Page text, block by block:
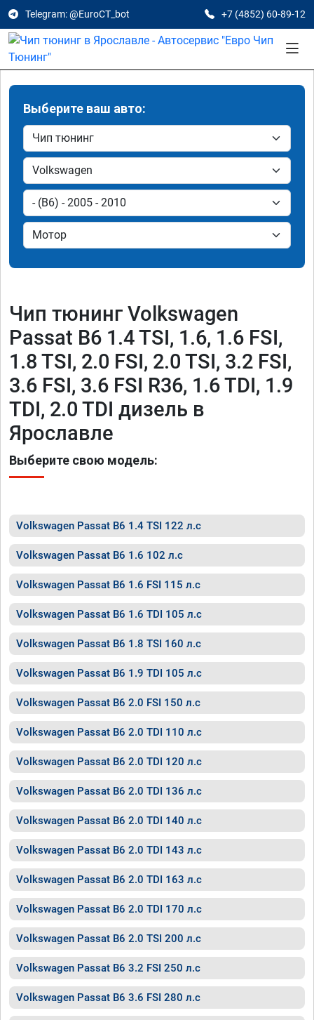
Telegram: @EuroCT_bot +7 (4852) 60-89-12
Выберите ваш авто:
Чип тюнинг Volkswagen
Passat B6 1.4 TSI, 1.6, 1.6 FSI,
1.8 TSI, 2.0 FSI, 2.0 TSI, 3.2 FSI,
3.6 FSI, 3.6 FSI R36, 1.6 TDI, 1.9
TDI, 2.0 TDI дизель в
Ярославле
Выберите свою модель:
Volkswagen Passat B6 1.4 TSI 122 л.с
Volkswagen Passat B6 1.6 102 л.с
Volkswagen Passat B6 1.6 FSI 115 л.с
Volkswagen Passat B6 1.6 TDI 105 л.с
Volkswagen Passat B6 1.8 TSI 160 л.с
Volkswagen Passat B6 1.9 TDI 105 л.с
Volkswagen Passat B6 2.0 FSI 150 л.с
Volkswagen Passat B6 2.0 TDI 110 л.с
Volkswagen Passat B6 2.0 TDI 120 л.с
Volkswagen Passat B6 2.0 TDI 136 л.с
Volkswagen Passat B6 2.0 TDI 140 л.с
Volkswagen Passat B6 2.0 TDI 143 л.с
Volkswagen Passat B6 2.0 TDI 163 л.с
Volkswagen Passat B6 2.0 TDI 170 л.с
Volkswagen Passat B6 2.0 TSI 200 л.с
Volkswagen Passat B6 3.2 FSI 250 л.с
Volkswagen Passat B6 3.6 FSI 280 л.с